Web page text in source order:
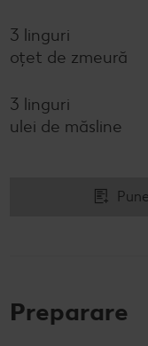
3 linguri
oțet de zmeură
3 linguri
ulei de măsline
Preparare